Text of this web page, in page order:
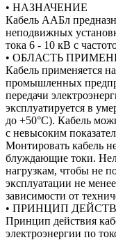
• НАЗНАЧЕНИЕ
Кабель ААБл
неподвижных
тока 6 - 10 кВ с
• ОБЛАСТЬ
Кабель применяется
промышленных
передачи
эксплуатируется в
до +50°С). Кабель
с невысоким
Монтировать кабель
блуждающие токи.
нагрузкам, чтобы не
эксплуатации не
зависимости от
• ПРИНЦИП
Принцип действия
электроэнергии по